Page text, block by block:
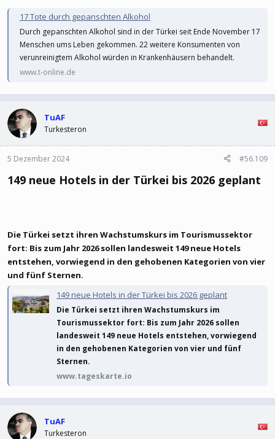
17 Tote durch gepanschten Alkohol
Durch gepanschten Alkohol sind in der Türkei seit Ende November 17
Menschen ums Leben gekommen. 22 weitere Konsumenten von
verunreinigtem Alkohol würden in Krankenhäusern behandelt.
www.t-online.de
TuAF
Turkesteron
5 Dezember 2024 #56.109
149 neue Hotels in der Türkei bis 2026 geplant​
Die Türkei setzt ihren Wachstumskurs im Tourismussektor
fort: Bis zum Jahr 2026 sollen landesweit 149 neue Hotels
entstehen, vorwiegend in den gehobenen Kategorien von vier
und fünf Sternen.
149 neue Hotels in der Türkei bis 2026 geplant
Die Türkei setzt ihren Wachstumskurs im
Tourismussektor fort: Bis zum Jahr 2026 sollen
landesweit 149 neue Hotels entstehen, vorwiegend
in den gehobenen Kategorien von vier und fünf
Sternen.
www.tageskarte.io
TuAF
Turkesteron